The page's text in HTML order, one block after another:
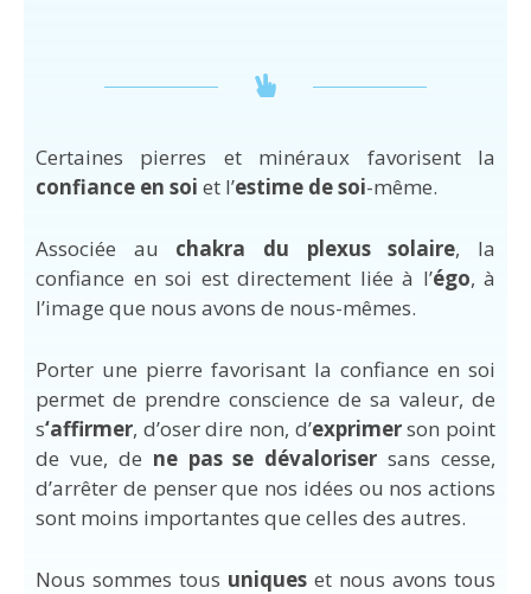
Certaines pierres et minéraux favorisent la
confiance en soi et l’estime de soi-même.
Associée au chakra du plexus solaire, la
confiance en soi est directement liée à l’égo, à
l’image que nous avons de nous-mêmes.
Porter une pierre favorisant la confiance en soi
permet de prendre conscience de sa valeur, de
s‘affirmer, d’oser dire non, d’exprimerson point
de vue, de ne pas se dévaloriser sans cesse,
d’arrêter de penser que nos idées ou nos actions
sont moins importantes que celles des autres.
Nous sommes tous uniques et nous avons tous